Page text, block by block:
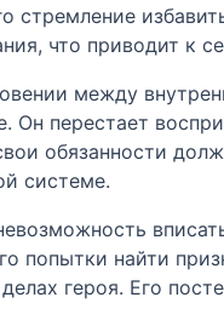
стремление
что приводит к
между
перестает
обязанности
системе.
попытки найти
героя. Его